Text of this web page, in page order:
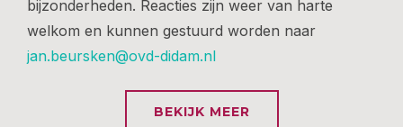
bijzonderheden. Reacties zijn weer van harte
welkom en kunnen gestuurd worden naar
jan.beursken@ovd-didam.nl
BEKIJK MEER